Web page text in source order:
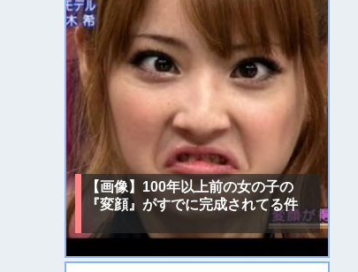
【画像】100年以上前の女の子の
『変顔』がすでに完成されてる件